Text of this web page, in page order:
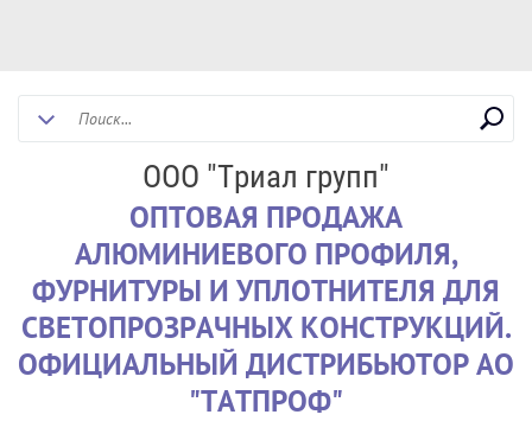
ООО "Триал групп"
ОПТОВАЯ ПРОДАЖА
АЛЮМИНИЕВОГО ПРОФИЛЯ,
ФУРНИТУРЫ И УПЛОТНИТЕЛЯ ДЛЯ
СВЕТОПРОЗРАЧНЫХ КОНСТРУКЦИЙ.
ОФИЦИАЛЬНЫЙ ДИСТРИБЬЮТОР АО
"ТАТПРОФ"